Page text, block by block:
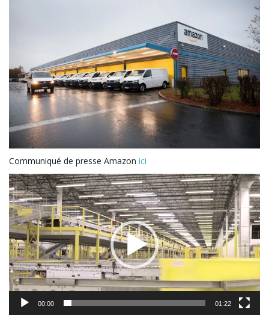
Communiqué de presse Amazon ici
Lecteur
vidéo
00:00 01:22